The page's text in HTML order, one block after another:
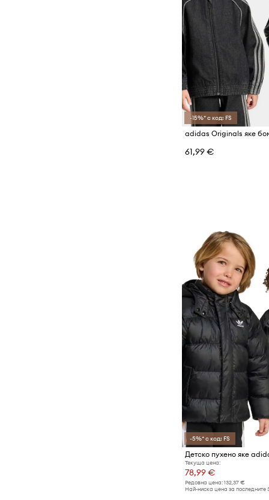
-15%* с код: FS
61,99 €
-5%* с код: FS
Детско пухено яке
Текуща цена:
78,99 €
Редовна цена: 132,37 €
Най-ниска цена за последните